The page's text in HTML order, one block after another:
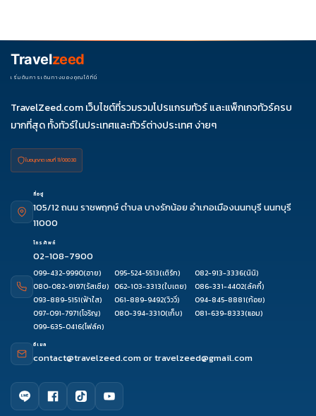
Travelzeed
เริ่มต้นการเดินทางของคุณได้ที่นี่
TravelZeed.com เว็บไซต์ที่รวมรวมโปรแกรมทัวร์ และแพ็กเกจทัวร์ครบ
มากที่สุด ทั้งทัวร์ในประเทศและทัวร์ต่างประเทศ ง่ายๆ
ใบอนุญาต เลขที่ 11/08038
ที่อยู่
105/12 ถนน ราชพฤกษ์ ตำบล บางรักน้อย อำเภอเมืองนนทบุรี นนทบุรี
11000
โทรศัพท์
02-108-7900
099-432-9990(อาย) 095-524-5513(เติร์ก) 082-913-3336(นินิ)
080-082-9197(รัสเซีย) 062-103-3313(ใบเตย) 086-331-4402(ลัคกี้)
093-889-5151(ฟ้าใส) 061-889-9492(วิววี่) 094-845-8881(ก้อย)
097-091-7971(โจริญ) 080-394-3310(เก็บ) 081-639-8333(แอม)
099-635-0416(โฟล์ค)
อีเมล
contact@travelzeed.comortravelzeed@gmail.com